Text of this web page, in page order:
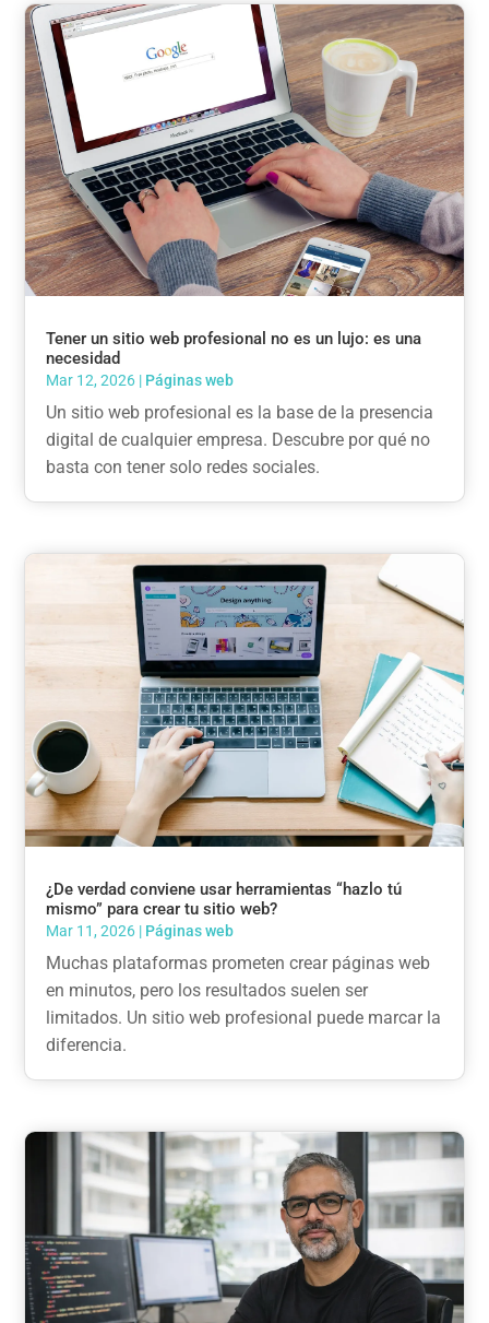
Tener un sitio web profesional no es un lujo: es una
necesidad
Mar 12, 2026 | Páginas web
Un sitio web profesional es la base de la presencia
digital de cualquier empresa. Descubre por qué no
basta con tener solo redes sociales.
¿De verdad conviene usar herramientas “hazlo tú
mismo” para crear tu sitio web?
Mar 11, 2026 | Páginas web
Muchas plataformas prometen crear páginas web
en minutos, pero los resultados suelen ser
limitados. Un sitio web profesional puede marcar la
diferencia.